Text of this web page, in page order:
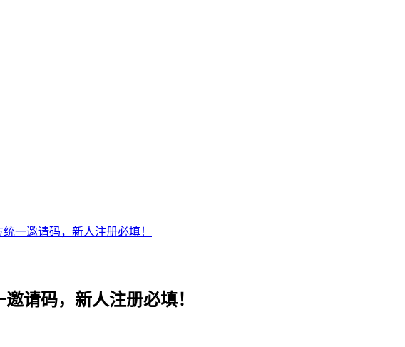
一邀请码，新人注册必填！
请码，新人注册必填！